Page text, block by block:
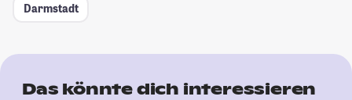
Darmstadt
Das könnte dich interessieren